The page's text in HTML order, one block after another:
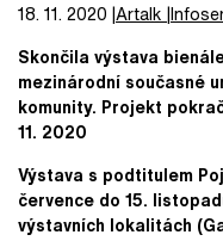
18. 11. 2020 Artalk
Skončila výstava
mezinárodní současné
komunity. Projekt
11. 2020
Výstava s podtitulem
července do 15.
výstavních lokalitách